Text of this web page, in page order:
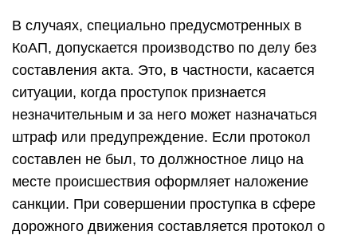
В случаях, специально предусмотренных в
КоАП, допускается производство по делу без
составления акта. Это, в частности, касается
ситуации, когда проступок признается
незначительным и за него может назначаться
штраф или предупреждение. Если протокол
составлен не был, то должностное лицо на
месте происшествия оформляет наложение
санкции. При совершении проступка в сфере
дорожного движения составляется протокол о